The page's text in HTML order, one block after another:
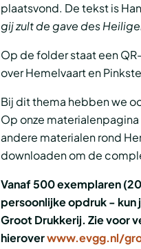
plaatsvond. De tekst is
gij zultde gave des
Op de folder staat een
over Hemelvaart en
Bij dit thema hebben we
Op onze materialenpagina
andere materialen rond
downloaden om de
Vanaf 500 exemplaren
persoonlijke opdruk -
Groot Drukkerij. Zie voor
hieroverwww.evgg.nl/